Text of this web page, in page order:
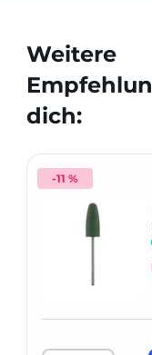
Weitere
dich:
-11 %